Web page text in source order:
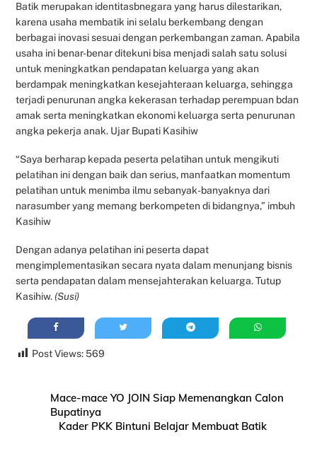
Batik merupakan identitasbnegara yang harus dilestarikan,
karena usaha membatik ini selalu berkembang dengan
berbagai inovasi sesuai dengan perkembangan zaman. Apabila
usaha ini benar-benar ditekuni bisa menjadi salah satu solusi
untuk meningkatkan pendapatan keluarga yang akan
berdampak meningkatkan kesejahteraan keluarga, sehingga
terjadi penurunan angka kekerasan terhadap perempuan bdan
amak serta meningkatkan ekonomi keluarga serta penurunan
angka pekerja anak. Ujar Bupati Kasihiw
“Saya berharap kepada peserta pelatihan untuk mengikuti
pelatihan ini dengan baik dan serius, manfaatkan momentum
pelatihan untuk menimba ilmu sebanyak-banyaknya dari
narasumber yang memang berkompeten di bidangnya,” imbuh
Kasihiw
Dengan adanya pelatihan ini peserta dapat
mengimplementasikan secara nyata dalam menunjang bisnis
serta pendapatan dalam mensejahterakan keluarga. Tutup
Kasihiw. (Susi)
Post Views: 569
Mace-mace YO JOIN Siap Memenangkan Calon
Bupatinya
Kader PKK Bintuni Belajar Membuat Batik